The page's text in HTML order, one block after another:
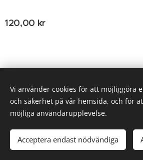
120,00 kr
Lägg i
© 2020 Birgitta Helm, Broestorp
Cookies
Vi använder cookies för att möjliggöra
och säkerhet på vår hemsida, och för
möjliga användarupplevelse.
Acceptera endast nödvändiga